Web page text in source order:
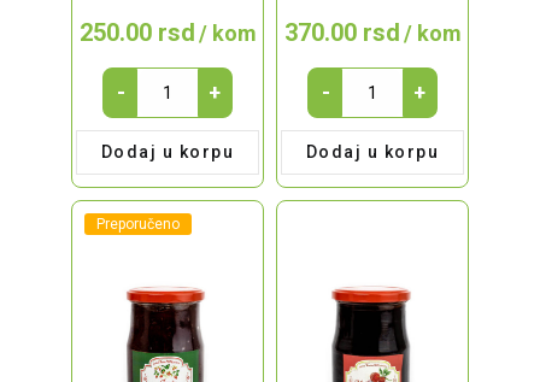
250.00 rsd/ kom
Cvekla
u
tegli
720g
quantity
- +
Dodaj u korpu
370.00 rsd/ kom
Domaće
slatko
dunja
330g
quantity
- +
Dodaj u korpu
Preporučeno